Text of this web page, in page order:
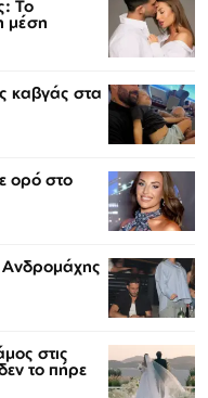
Το
μέση
καβγάς στα
ορό στο
Ανδρομάχης
στις
το πήρε